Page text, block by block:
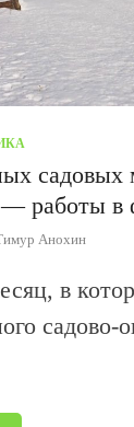
садовых
работы в
Анохин
в
садово-